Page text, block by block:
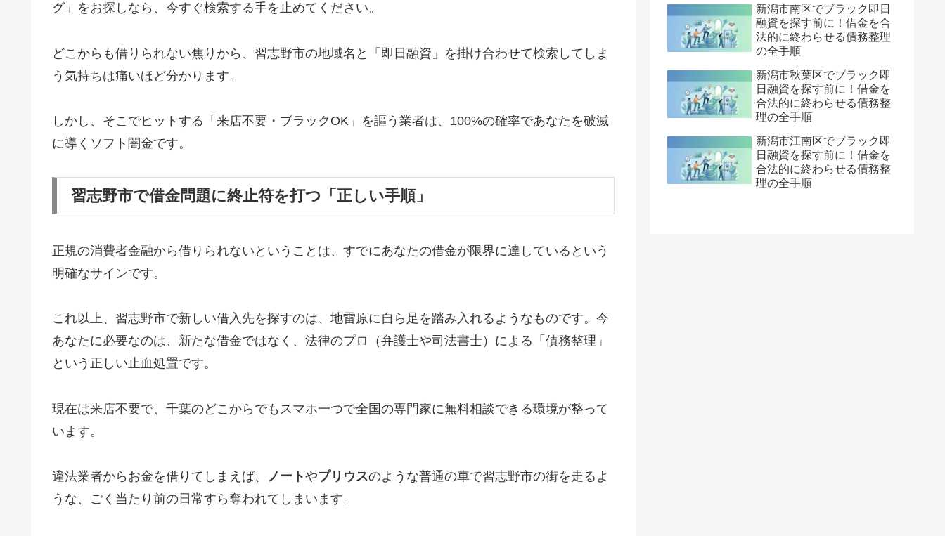
グ」をお探しなら、今すぐ検索する手を止めてください。
どこからも借りられない焦りから、習志野市の地域名と「即日融資」を掛け合わせて検索してしま
う気持ちは痛いほど分かります。
しかし、そこでヒットする「来店不要・ブラックOK」を謳う業者は、100%の確率であなたを破滅
に導くソフト闇金です。
習志野市で借金問題に終止符を打つ「正しい手順」
正規の消費者金融から借りられないということは、すでにあなたの借金が限界に達しているという
明確なサインです。
これ以上、習志野市で新しい借入先を探すのは、地雷原に自ら足を踏み入れるようなものです。今
あなたに必要なのは、新たな借金ではなく、法律のプロ（弁護士や司法書士）による「債務整理」
という正しい止血処置です。
現在は来店不要で、千葉のどこからでもスマホ一つで全国の専門家に無料相談できる環境が整って
います。
違法業者からお金を借りてしまえば、 ノートやプリウスのような普通の車で習志野市の街を走るよ
うな、ごく当たり前の日常すら奪われてしまいます。
新潟市南区でブラック即日
融資を探す前に！借金を合
法的に終わらせる債務整理
の全手順
新潟市秋葉区でブラック即
日融資を探す前に！借金を
合法的に終わらせる債務整
理の全手順
新潟市江南区でブラック即
日融資を探す前に！借金を
合法的に終わらせる債務整
理の全手順